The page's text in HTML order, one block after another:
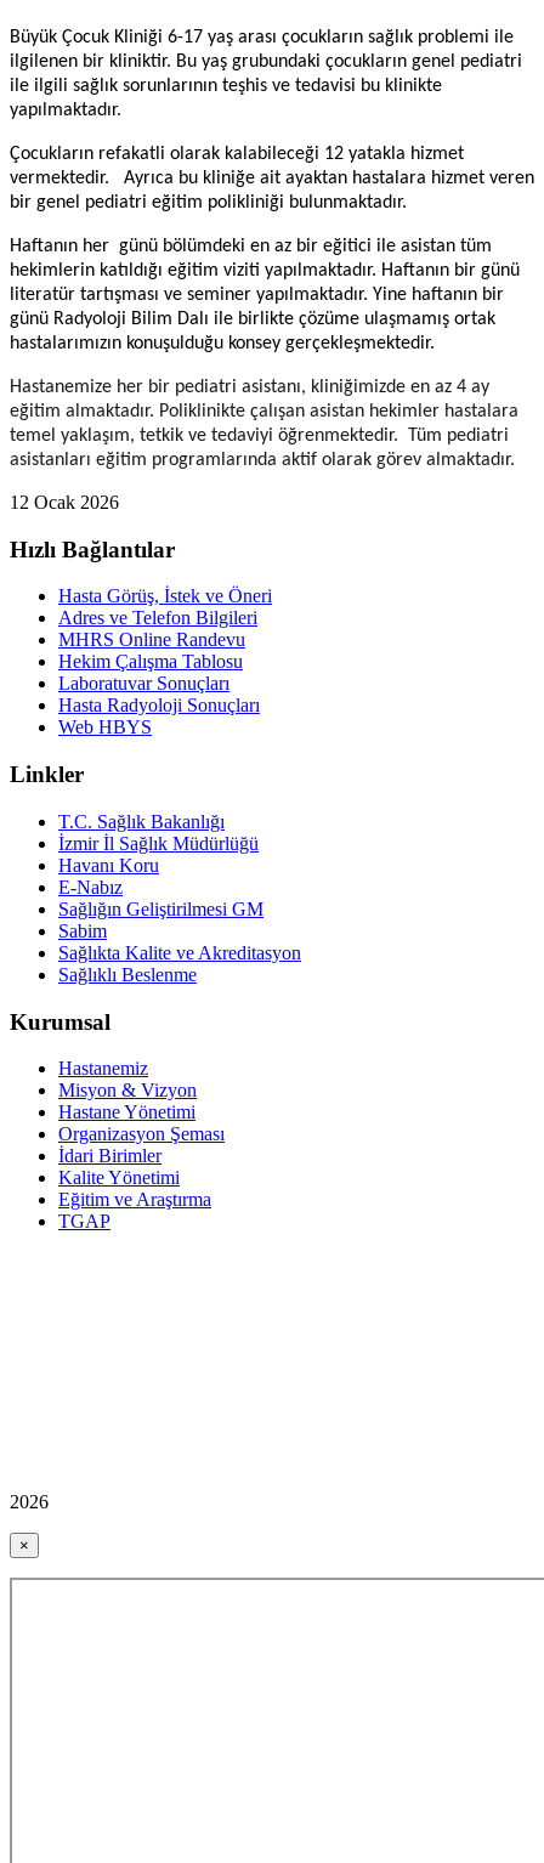
Büyük Çocuk Kliniği 6-17 yaş arası çocukların sağlık problemi ile
ilgilenen bir kliniktir. Bu yaş grubundaki çocukların genel pediatri
ile ilgili sağlık sorunlarının teşhis ve tedavisi bu klinikte
yapılmaktadır.
Çocukların refakatli olarak kalabileceği 12 yatakla hizmet
vermektedir. Ayrıca bu kliniğe ait ayaktan hastalara hizmet veren
bir genel pediatri eğitim polikliniği bulunmaktadır.
Haftanın her günü bölümdeki en az bir eğitici ile asistan tüm
hekimlerin katıldığı eğitim viziti yapılmaktadır. Haftanın bir günü
literatür tartışması ve seminer yapılmaktadır. Yine haftanın bir
günü Radyoloji Bilim Dalı ile birlikte çözüme ulaşmamış ortak
hastalarımızın konuşulduğu konsey gerçekleşmektedir.
Hastanemize her bir pediatri asistanı, kliniğimizde en az 4 ay
eğitim almaktadır. Poliklinikte çalışan asistan hekimler hastalara
temel yaklaşım, tetkik ve tedaviyi öğrenmektedir. Tüm pediatri
asistanları eğitim programlarında aktif olarak görev almaktadır.
12 Ocak 2026
Hızlı Bağlantılar
Hasta Görüş, İstek ve Öneri
Adres ve Telefon Bilgileri
MHRS Online Randevu
Hekim Çalışma Tablosu
Laboratuvar Sonuçları
Hasta Radyoloji Sonuçları
Web HBYS
Linkler
T.C. Sağlık Bakanlığı
İzmir İl Sağlık Müdürlüğü
Havanı Koru
E-Nabız
Sağlığın Geliştirilmesi GM
Sabim
Sağlıkta Kalite ve Akreditasyon
Sağlıklı Beslenme
Kurumsal
Hastanemiz
Misyon & Vizyon
Hastane Yönetimi
Organizasyon Şeması
İdari Birimler
Kalite Yönetimi
Eğitim ve Araştırma
TGAP
2026
×